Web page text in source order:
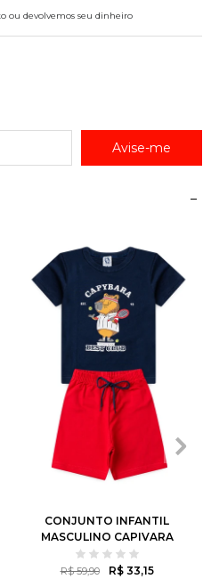
ou devolvemos seu dinheiro
Avise-me
3
10
CONJUNTO INFANTIL
MASCULINO CAPIVARA
TENISTA
R$ 59,90 R$ 33,15